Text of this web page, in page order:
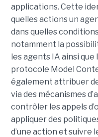
applications. Cette
quelles actions un
dans quelles
notamment la
les agents IA ainsi
protocole Model
également attribuer
via des mécanismes
contrôler les appels
appliquer des
d’une action et suivre